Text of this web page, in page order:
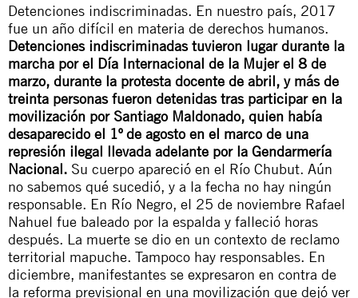
Detenciones indiscriminadas. En nuestro país, 2017
fue un año difícil en materia de derechos humanos.
Detenciones indiscriminadas tuvieron lugar durante la
marcha por el Día Internacional de la Mujer el 8 de
marzo, durante la protesta docente de abril, y más de
treinta personas fueron detenidas tras participar en la
movilización por Santiago Maldonado, quien había
desaparecido el 1º de agosto en el marco de una
represión ilegal llevada adelante por la Gendarmería
Nacional. Su cuerpo apareció en el Río Chubut. Aún
no sabemos qué sucedió, y a la fecha no hay ningún
responsable. En Río Negro, el 25 de noviembre Rafael
Nahuel fue baleado por la espalda y falleció horas
después. La muerte se dio en un contexto de reclamo
territorial mapuche. Tampoco hay responsables. En
diciembre, manifestantes se expresaron en contra de
la reforma previsional en una movilización que dejó ver